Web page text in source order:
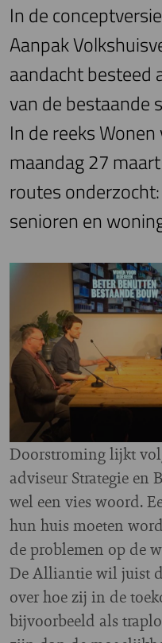
In de
Aanpak
aandacht besteed
van de bestaande
In de reeks
maandag 27
routes
senioren en
Image
Doorstroming lijkt
adviseur Strategie en
wel een vies woord.
hun huis moeten
de problemen op de
De Alliantie wil juist
over hoe zij in de
bijvoorbeeld als